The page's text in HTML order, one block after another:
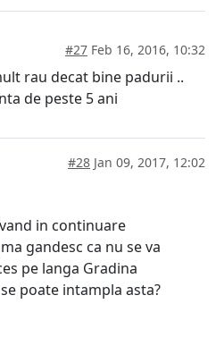
#27 Feb 16, 2016, 10:32
rau decat bine padurii ..
de peste 5 ani
#28 Jan 09, 2017, 12:02
in continuare
gandesc ca nu se va
pe langa Gradina
poate intampla asta?